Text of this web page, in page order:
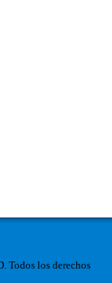
Todos los derechos